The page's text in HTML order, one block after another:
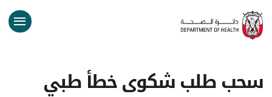
سحب طلب شكوى خطأ طبي